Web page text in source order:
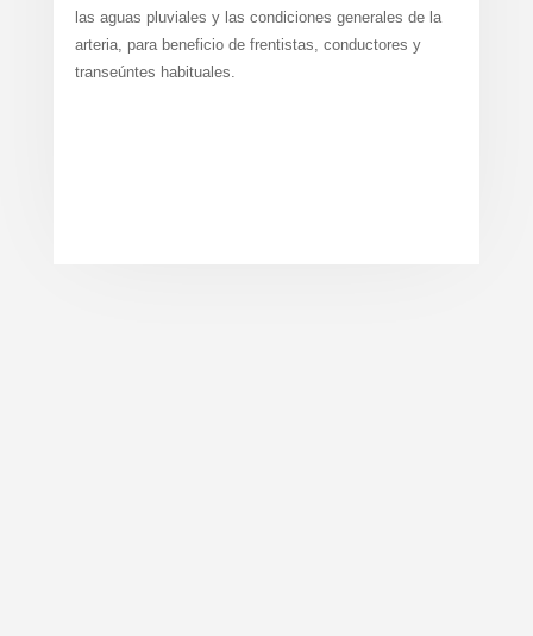
las aguas pluviales y las condiciones generales de la
arteria, para beneficio de frentistas, conductores y
transeúntes habituales.